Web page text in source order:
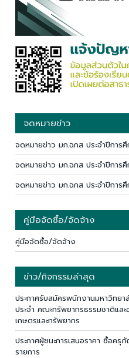
จดหมายข่าว
จดหมายข่าว มก.ฉกส ประจำปีการ
จดหมายข่าว มก.ฉกส ประจำปีการ
จดหมายข่าว มก.ฉกส ประจำปีการ
คู่มือจัดซื้อ/จัดจ้าง
คู่มือจัดซื้อ/จัดจ้าง
ข่าว/กิจกรรมล่าสุด
ประกาศรับสมัครพนักงานมหาวิทย
ประจำ คณะทรัพยากรธรรมชาติแล
เกษตรและทรัพยากร
ประกาศผู้ชนะการเสนอราคา ซื้อค
รายการ